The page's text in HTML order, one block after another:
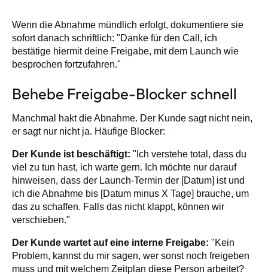
Wenn die Abnahme mündlich erfolgt, dokumentiere sie
sofort danach schriftlich: "Danke für den Call, ich
bestätige hiermit deine Freigabe, mit dem Launch wie
besprochen fortzufahren."
Behebe Freigabe-Blocker schnell
Manchmal hakt die Abnahme. Der Kunde sagt nicht nein,
er sagt nur nicht ja. Häufige Blocker:
Der Kunde ist beschäftigt: "Ich verstehe total, dass du
viel zu tun hast, ich warte gern. Ich möchte nur darauf
hinweisen, dass der Launch-Termin der [Datum] ist und
ich die Abnahme bis [Datum minus X Tage] brauche, um
das zu schaffen. Falls das nicht klappt, können wir
verschieben."
Der Kunde wartet auf eine interne Freigabe: "Kein
Problem, kannst du mir sagen, wer sonst noch freigeben
muss und mit welchem Zeitplan diese Person arbeitet?